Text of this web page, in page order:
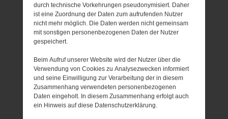
durch technische Vorkehrungen pseudonymisiert. Daher
ist eine Zuordnung der Daten zum aufrufenden Nutzer
nicht mehr möglich. Die Daten werden nicht gemeinsam
mit sonstigen personenbezogenen Daten der Nutzer
gespeichert.
Beim Aufruf unserer Website wird der Nutzer über die
Verwendung von Cookies zu Analysezwecken informiert
und seine Einwilligung zur Verarbeitung der in diesem
Zusammenhang verwendeten personenbezogenen
Daten eingeholt. In diesem Zusammenhang erfolgt auch
ein Hinweis auf diese Datenschutzerklärung.